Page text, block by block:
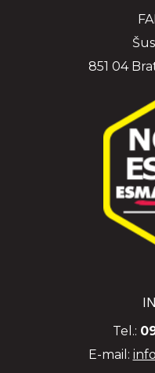
851 04
Tel.:
E-mail: